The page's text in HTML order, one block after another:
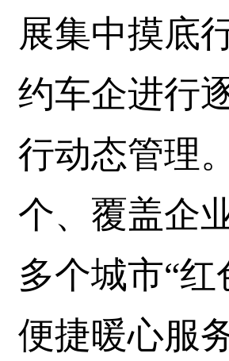
展集中摸底
约车企进行
行动态管理
个、覆盖企
多个城市“
便捷暖心服务